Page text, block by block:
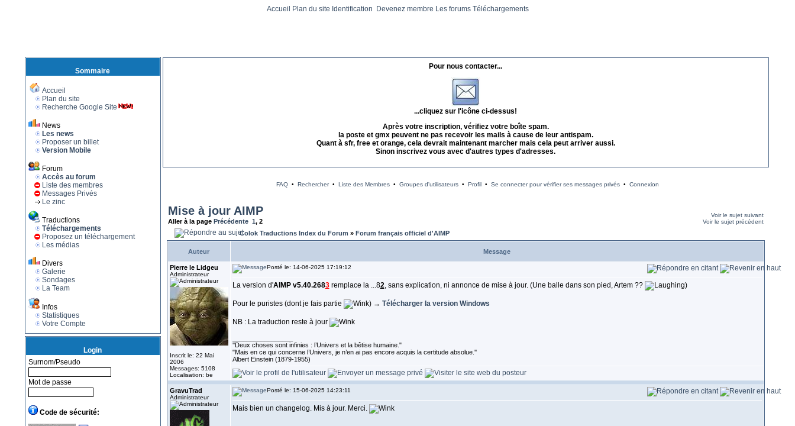
Accueil Plan du site Identification Devenez membre Les forums Téléchargements
Sommaire
Accueil
Plan du site
Recherche Google Site
News
Les news
Proposer un billet
Version Mobile
Forum
Accès au forum
Liste des membres
Messages Privés
Le zinc
Traductions
Téléchargements
Proposez un téléchargement
Les médias
Divers
Galerie
Sondages
La Team
Infos
Statistiques
Votre Compte
Login
Surnom/Pseudo
Mot de passe
Code de sécurité:
Pour nous contacter...
...cliquez sur l'icône ci-dessus!
Après votre inscription, vérifiez votre boîte spam.
la poste et gmx peuvent ne pas recevoir les mails à cause de leur antispam.
Quant à sfr, free et orange, cela devrait maintenant marcher mais cela peut arriver aussi.
Sinon inscrivez vous avec d'autres types d'adresses.
FAQ• Rechercher• Liste des Membres• Groupes d'utilisateurs• Profil• Se connecter pour vérifier ses messages privés• Connexion
Mise à jour AIMP
Aller à la page Précédente 1, 2
Voir le sujet suivant
Voir le sujet précédent
Colok Traductions Index du Forum » Forum français officiel d'AIMP
Auteur Message
Pierre le Lidgeu
Administrateur
Inscrit le: 22 Mai
2006
Messages: 5108
Localisation: be
Posté le: 14-06-2025 17:19:12
La version d'AIMP v5.40.2683remplace la ...82, sans explication, ni annonce de mise à jour. (Une balle dans son pied, Artem ?? )
Pour le puristes (dont je fais partie ) → Télécharger la version Windows
NB : La traduction reste à jour
''Deux choses sont infinies : l’Univers et la bêtise humaine."
"Mais en ce qui concerne l’Univers, je n’en ai pas encore acquis la certitude absolue.''
Albert Einstein (1879-1955)
GravuTrad
Administrateur
Posté le: 15-06-2025 14:23:11
Mais bien un changelog. Mis à jour. Merci.